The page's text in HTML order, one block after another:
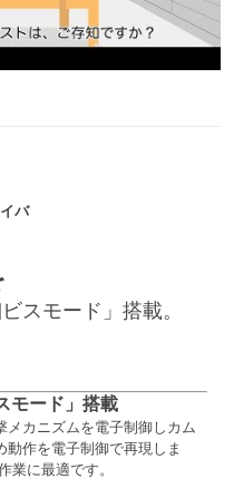
バ
スモード」搭載。
モード」搭載
メカニズムを電子制御しカム
作を電子制御で再現しま
業に最適です。